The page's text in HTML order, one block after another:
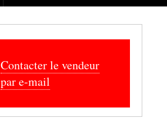
Contacter le vendeur
par e-mail